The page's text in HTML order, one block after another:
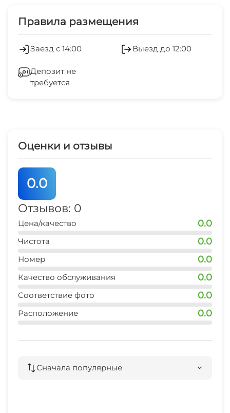
Бассейн крытый
Мангал/барбекю
Караоке
Настольные игры и/или пазлы
Охота
Место для пикника
Джиппинг
Стиральная машина
Правила размещения
Заезд с 14:00 Выезд до 12:00
Депозит не
требуется
Оценки и отзывы
0.0
Отзывов: 0
Цена/качество 0.0
Чистота 0.0
Номер 0.0
Качество обслуживания 0.0
Соответствие фото 0.0
Расположение 0.0
Сначала популярные